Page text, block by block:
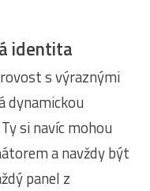
identita
s výraznými
dynamickou
si navíc mohou
a navždy být
panel z